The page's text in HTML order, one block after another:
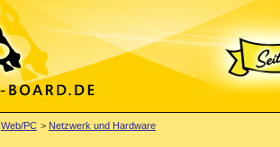
Web/PC > Netzwerk und Hardware